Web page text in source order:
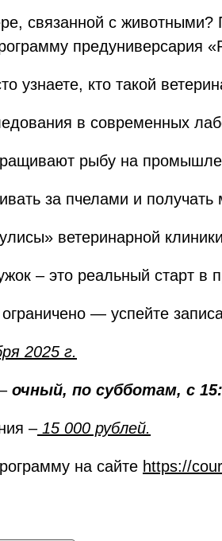
связанной с
предуниверсария
узнаете, кто такой
в современных
рыбу на
за пчелами и получать
ветеринарной
– это реальный старт
— успейте
2025 г.
очный, по субботам, с
–15 000 рублей.
на сайте https://